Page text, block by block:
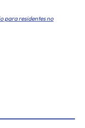
para residentes no